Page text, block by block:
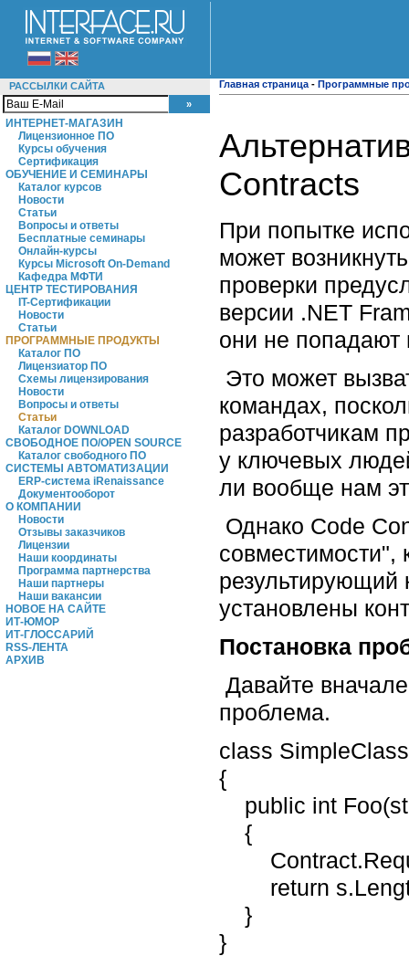
РАССЫЛКИ САЙТА
ИНТЕРНЕТ-МАГАЗИН
Лицензионное ПО
Курсы обучения
Сертификация
ОБУЧЕНИЕ И СЕМИНАРЫ
Каталог курсов
Новости
Статьи
Вопросы и ответы
Бесплатные семинары
Онлайн-курсы
Курсы Microsoft On-Demand
Кафедра МФТИ
ЦЕНТР ТЕСТИРОВАНИЯ
IT-Сертификации
Новости
Статьи
ПРОГРАММНЫЕ ПРОДУКТЫ
Каталог ПО
Лицензиатор ПО
Схемы лицензирования
Новости
Вопросы и ответы
Статьи
Каталог DOWNLOAD
СВОБОДНОЕ ПО/OPEN SOURCE
Каталог свободного ПО
СИСТЕМЫ АВТОМАТИЗАЦИИ
ERP-система iRenaissance
Документооборот
О КОМПАНИИ
Новости
Отзывы заказчиков
Лицензии
Наши координаты
Программа партнерства
Наши партнеры
Наши вакансии
НОВОЕ НА САЙТЕ
ИТ-ЮМОР
ИТ-ГЛОССАРИЙ
RSS-ЛЕНТА
АРХИВ
Главная страница - Программные
Contracts
При попытке
может
проверки
версии .NET
они не попадают
Это может
командах,
разработчикам
у ключевых
ли вообще нам
Однако Code
совместимости",
результирующий
установлены
Постановка
Давайте
проблема.
class SimpleClass
{
public int
{
return
}
}